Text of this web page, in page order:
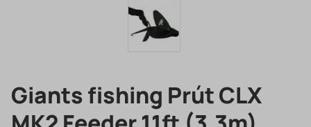
Giants fishing Prút CLX